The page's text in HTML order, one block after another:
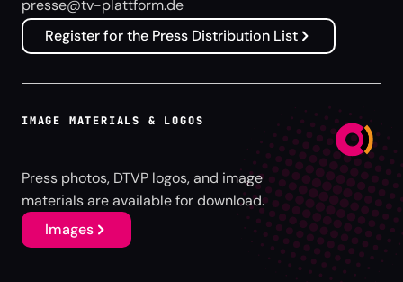
presse@tv-plattform.de
Register for the Press Distribution List
IMAGE MATERIALS & LOGOS
Press photos, DTVP logos, and image
materials are available for download.
Images